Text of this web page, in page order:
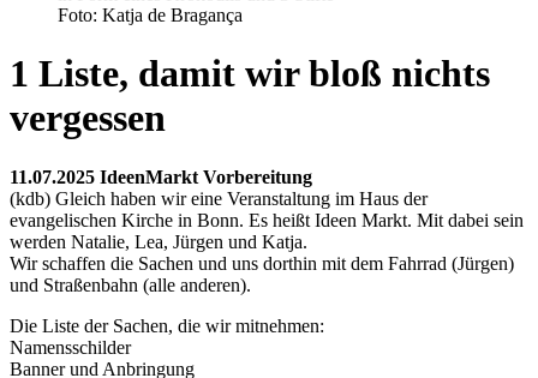
Foto: Katja de Bragança
1 Liste, damit wir bloß nichts
vergessen
11.07.2025 IdeenMarkt Vorbereitung
(kdb) Gleich haben wir eine Veranstaltung im Haus der
evangelischen Kirche in Bonn. Es heißt Ideen Markt. Mit dabei sein
werden Natalie, Lea, Jürgen und Katja.
Wir schaffen die Sachen und uns dorthin mit dem Fahrrad (Jürgen)
und Straßenbahn (alle anderen).
Die Liste der Sachen, die wir mitnehmen:
Namensschilder
Banner und Anbringung